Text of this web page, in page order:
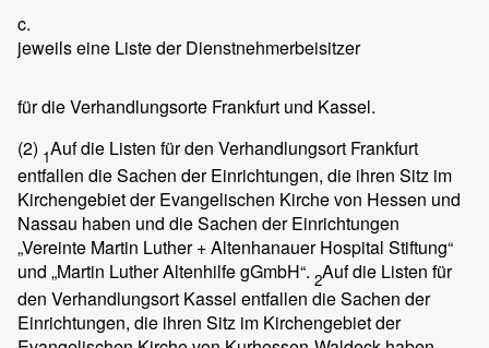
c.
jeweils eine Liste der Dienstnehmerbeisitzer
für die Verhandlungsorte Frankfurt und Kassel.
(2) 1Auf die Listen für den Verhandlungsort Frankfurt
entfallen die Sachen der Einrichtungen, die ihren Sitz im
Kirchengebiet der Evangelischen Kirche von Hessen und
Nassau haben und die Sachen der Einrichtungen
„Vereinte Martin Luther + Altenhanauer Hospital Stiftung“
und „Martin Luther Altenhilfe gGmbH“. 2Auf die Listen für
den Verhandlungsort Kassel entfallen die Sachen der
Einrichtungen, die ihren Sitz im Kirchengebiet der